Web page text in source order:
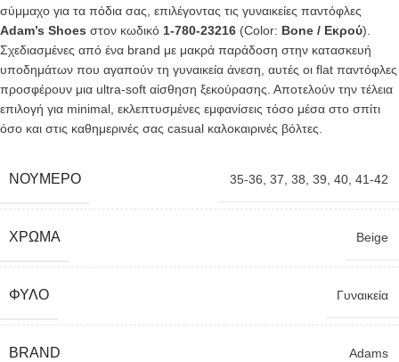
σύμμαχο για τα πόδια σας, επιλέγοντας τις γυναικείες παντόφλες
Adam’s Shoes στον κωδικό 1-780-23216 (Color: Bone / Εκρού).
Σχεδιασμένες από ένα brand με μακρά παράδοση στην κατασκευή
υποδημάτων που αγαπούν τη γυναικεία άνεση, αυτές οι flat παντόφλες
προσφέρουν μια ultra-soft αίσθηση ξεκούρασης. Αποτελούν την τέλεια
επιλογή για minimal, εκλεπτυσμένες εμφανίσεις τόσο μέσα στο σπίτι
όσο και στις καθημερινές σας casual καλοκαιρινές βόλτες.
ΝΟΎΜΕΡΟ 35-36, 37, 38, 39, 40, 41-42
ΧΡΏΜΑ Beige
ΦΎΛΟ Γυναικεία
BRAND Adams